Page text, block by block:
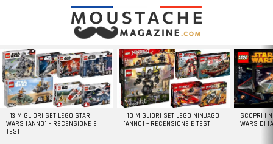
LATEST
STORIES
I 13 MIGLIORI SET LEGO STAR
WARS [ANNO] – RECENSIONE E
TEST
I 10 MIGLIORI SET LEGO NINJAGO
[ANNO] – RECENSIONE E TEST
SCOPRI I
WARS DI